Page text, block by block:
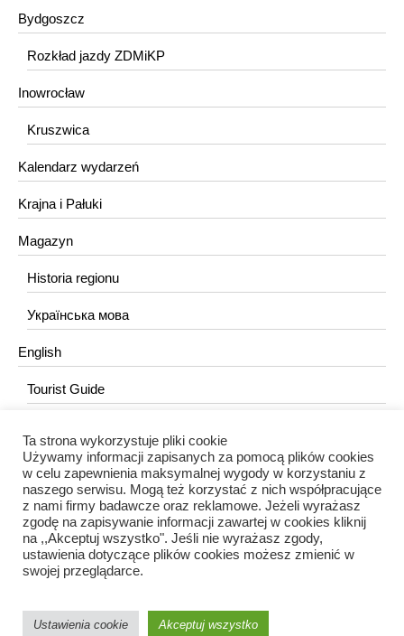
Bydgoszcz
Rozkład jazdy ZDMiKP
Inowrocław
Kruszwica
Kalendarz wydarzeń
Krajna i Pałuki
Magazyn
Historia regionu
Українська мова
English
Tourist Guide
KONTAKT
redakcja@portalkujawski.pl
Redakcja
Ta strona wykorzystuje pliki cookie
Używamy informacji zapisanych za pomocą plików cookies
w celu zapewnienia maksymalnej wygody w korzystaniu z
naszego serwisu. Mogą też korzystać z nich współpracujące
z nami firmy badawcze oraz reklamowe. Jeżeli wyrażasz
zgodę na zapisywanie informacji zawartej w cookies kliknij
na ,,Akceptuj wszystko". Jeśli nie wyrażasz zgody,
ustawienia dotyczące plików cookies możesz zmienić w
swojej przeglądarce.
Ustawienia cookie Akceptuj wszystko